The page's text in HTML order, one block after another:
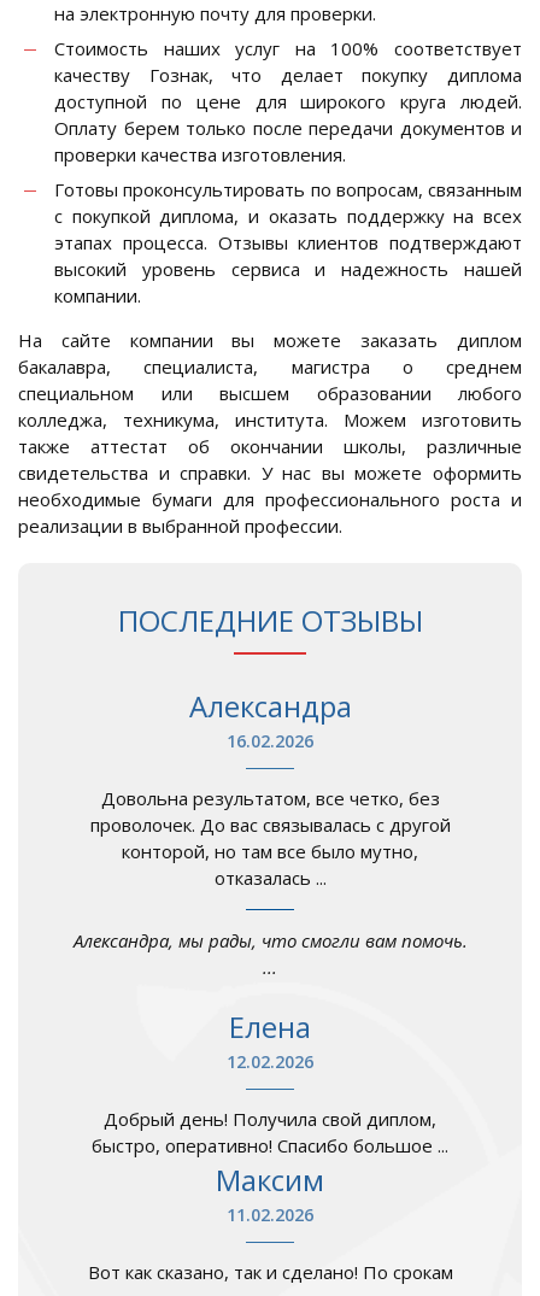
на электронную почту для проверки.
Стоимость наших услуг на 100% соответствует
качеству Гознак, что делает покупку диплома
доступной по цене для широкого круга людей.
Оплату берем только после передачи документов и
проверки качества изготовления.
Готовы проконсультировать по вопросам, связанным
с покупкой диплома, и оказать поддержку на всех
этапах процесса. Отзывы клиентов подтверждают
высокий уровень сервиса и надежность нашей
компании.
На сайте компании вы можете заказать диплом
бакалавра, специалиста, магистра о среднем
специальном или высшем образовании любого
колледжа, техникума, института. Можем изготовить
также аттестат об окончании школы, различные
свидетельства и справки. У нас вы можете оформить
необходимые бумаги для профессионального роста и
реализации в выбранной профессии.
ПОСЛЕДНИЕ ОТЗЫВЫ
Александра
16.02.2026
Довольна результатом, все четко, без
проволочек. До вас связывалась с другой
конторой, но там все было мутно,
отказалась ...
Александра, мы рады, что смогли вам помочь.
...
Елена
12.02.2026
Добрый день! Получила свой диплом,
быстро, оперативно! Спасибо большое ...
Максим
11.02.2026
Вот как сказано, так и сделано! По срокам